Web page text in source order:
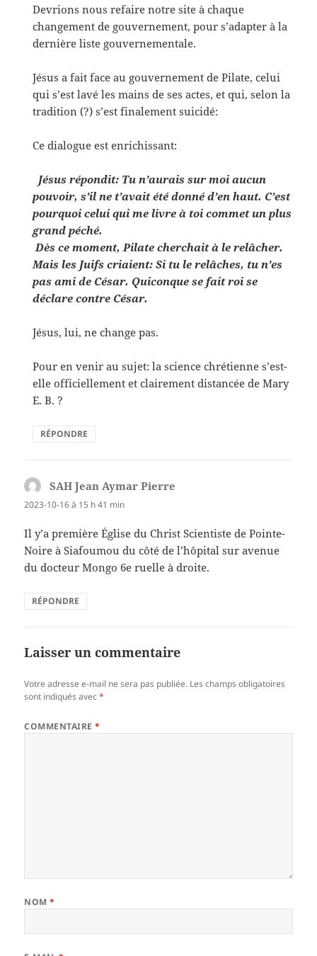
Devrions nous refaire notre site à chaque
changement de gouvernement, pour s’adapter à la
dernière liste gouvernementale.
Jésus a fait face au gouvernement de Pilate, celui
qui s’est lavé les mains de ses actes, et qui, selon la
tradition (?) s’est finalement suicidé:
Ce dialogue est enrichissant:
Jésus répondit: Tu n’aurais sur moi aucun
pouvoir, s’il ne t’avait été donné d’en haut. C’est
pourquoi celui qui me livre à toi commet un plus
grand péché.
Dès ce moment, Pilate cherchait à le relâcher.
Mais les Juifs criaient: Si tu le relâches, tu n’es
pas ami de César. Quiconque se fait roi se
déclare contre César.
Jésus, lui, ne change pas.
Pour en venir au sujet: la science chrétienne s’est-
elle officiellement et clairement distancée de Mary
E. B. ?
RÉPONDRE
SAH Jean Aymar Pierre
2023-10-16 à 15 h 41 min
Il y’a première Église du Christ Scientiste de Pointe-
Noire à Siafoumou du côté de l’hôpital sur avenue
du docteur Mongo 6e ruelle à droite.
RÉPONDRE
Laisser un commentaire
Votre adresse e-mail ne sera pas publiée. Les champs obligatoires
sont indiqués avec*
COMMENTAIRE*
NOM*